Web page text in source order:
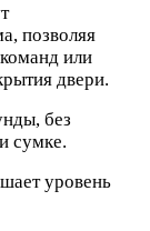
позволяя
или
двери.
без
сумке.
уровень